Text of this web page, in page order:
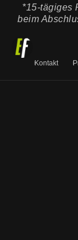
*15-tägiges
beim
Kontakt